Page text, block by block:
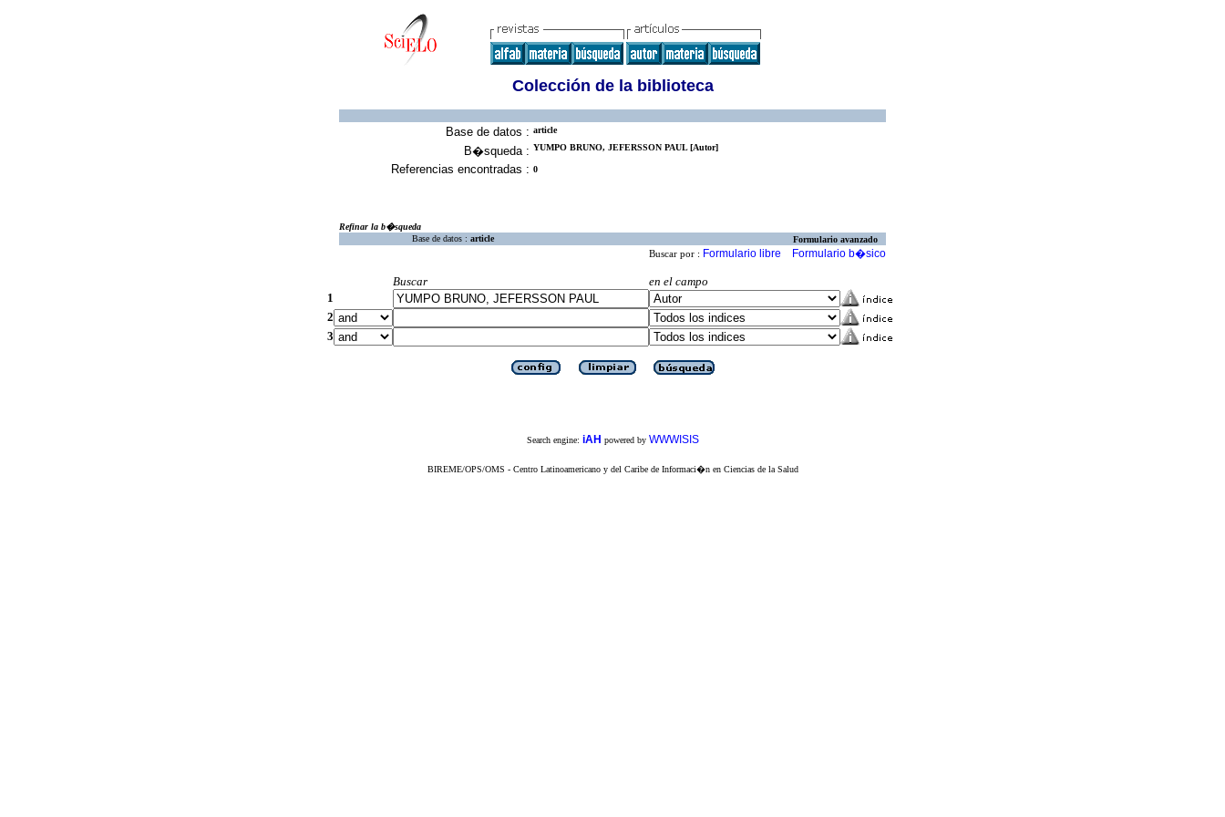
Colección de la biblioteca
Base de datos : article
B�squeda : YUMPO BRUNO, JEFERSSON PAUL [Autor]
Referencias encontradas : 0
Refinar la b�squeda
Base de datos : article Formulario avanzado
Buscar por : Formulario libre Formulario b�sico
Buscar
en el campo
1
2
3
Search engine: iAH powered by WWWISIS
BIREME/OPS/OMS - Centro Latinoamericano y del Caribe de Informaci�n en Ciencias de la Salud